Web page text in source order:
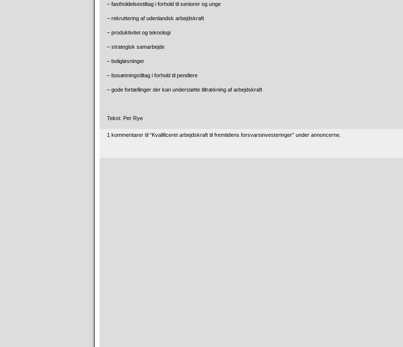
– fastholdelsestiltag i forhold til seniorer og unge
– rekruttering af udenlandsk arbejdskraft
– produktivitet og teknologi
– strategisk samarbejde
– boligløsninger
– bosætningstiltag i forhold til pendlere
– gode fortællinger der kan understøtte tiltrækning af arbejdskraft
Tekst: Per Rye
1 kommentarer til “Kvalificeret arbejdskraft til fremtidens forsvarsinvesteringer” under annoncerne.